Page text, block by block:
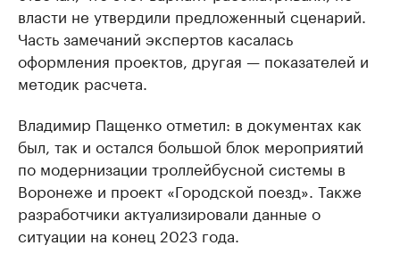
власти не утвердили предложенный сценарий.
Часть замечаний экспертов касалась
оформления проектов, другая — показателей и
методик расчета.
Владимир Пащенко отметил: в документах как
был, так и остался большой блок мероприятий
по модернизации троллейбусной системы в
Воронеже и проект «Городской поезд». Также
разработчики актуализировали данные о
ситуации на конец 2023 года.